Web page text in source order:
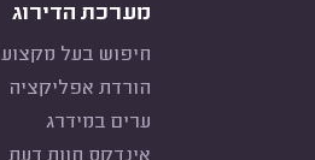
מערכת הדירוג
חיפוש בעל מקצוע
הורדת אפליקציה
ערים במידרג